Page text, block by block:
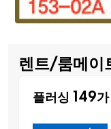
렌트/룸메이
플러싱 149